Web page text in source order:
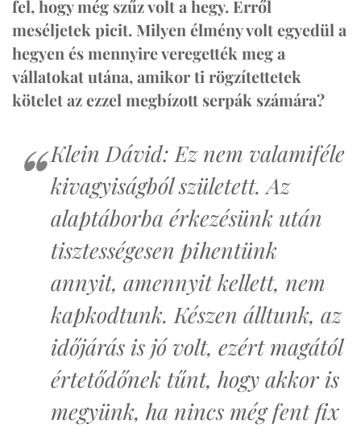
fel, hogy még szűz volt a hegy. Erről
meséljetek picit. Milyen élmény volt egyedül a
hegyen és mennyire veregették meg a
vállatokat utána, amikor ti rögzítettetek
kötelet az ezzel megbízott serpák számára?
Klein Dávid: Ez nem valamiféle
kivagyiságból született. Az
alaptáborba érkezésünk után
tisztességesen pihentünk
annyit, amennyit kellett, nem
kapkodtunk. Készen álltunk, az
időjárás is jó volt, ezért magától
értetődőnek tűnt, hogy akkor is
megyünk, ha nincs még fent fix